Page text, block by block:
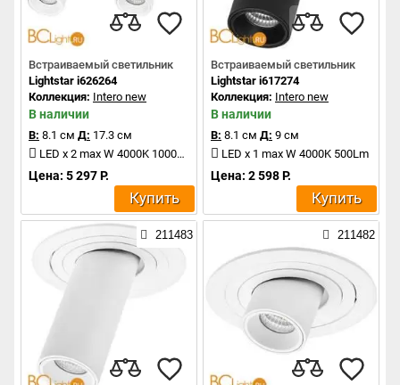
Встраиваемый светильник
Lightstar i626264
Коллекция: Intero new
В наличии
В: 8.1 см Д: 17.3 см
LED x 2 max W 4000K 1000Lm
Цена: 5 297 Р.
Купить
Встраиваемый светильник
Lightstar i617274
Коллекция: Intero new
В наличии
В: 8.1 см Д: 9 см
LED x 1 max W 4000K 500Lm
Цена: 2 598 Р.
Купить
211483 211482